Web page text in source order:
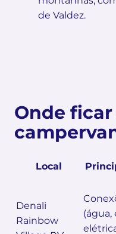
de Valdez.
Onde
Local
Denali
Rainbow
(água,